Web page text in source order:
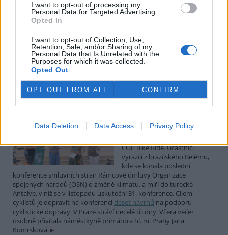
I want to opt-out of processing my
Personal Data for Targeted Advertising.
Opted In
I want to opt-out of Collection, Use,
Retention, Sale, and/or Sharing of my
Personal Data that Is Unrelated with the
Purposes for which it was collected.
Opted Out
OPT OUT FROM ALL CONFIRM
Data Deletion Data Access Privacy Policy
podle nich patří plemena psů s
krátkou lebkou a zploštělým
čumákem, jako jsou například mopsi nebo buldočci, starší jedinci a
vyhledávají veterinární ošetření nejčastěji kvůli přehřátí organismu,
dehydrataci nebo kolapsu. ČTK to sdělila viceprezidentka Komory
veterinárních lékařů ČR Kateřina Valdhans.
Do Prahy dorazili jezdci cyklistické štafety, míří na
konferenci o klimatu
Do Prahy dnes dorazili jezdci
COP Bike Ride. Účastníci
vyrazili z brazilského Belému,
kde se konala poslední
konference smluvních stran Rámcové úmluvy Organizace
spojených národů (OSN) o změně klimatu, a míří do turecké
Antalye, v níž se v listopadu uskuteční 31. konference. Cílem
cyklistů je dopravit na konferenci deset návrhů na podporu
cyklistické dopravy. V Praze stráví necelé tři dny. Včera večer
osobně přivítala náměstkyně primátora hl. m. Prahy Jana
Komrsková.